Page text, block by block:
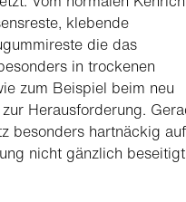
klebende
die das
in trockenen
zum Beispiel beim neu
Herausforderung.
besonders hartnäckig
nicht gänzlich beseitigt